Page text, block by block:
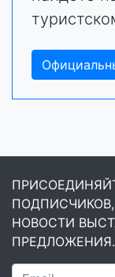
НОВОСТИ
ПРЕДЛОЖЕНИЯ.